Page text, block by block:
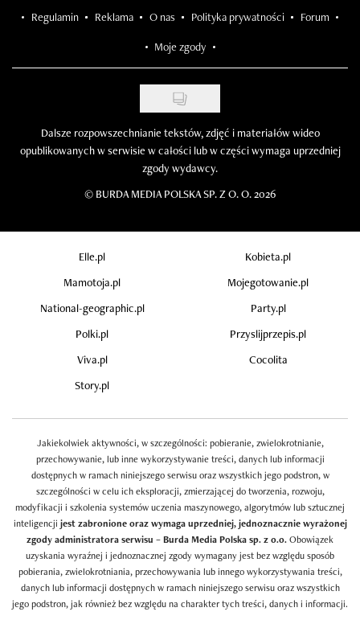
Regulamin Reklama O nas Polityka prywatności Forum
Moje zgody
Dalsze rozpowszechnianie tekstów, zdjęć i materiałów wideo
opublikowanych w serwisie w całości lub w części wymaga uprzedniej
zgody wydawcy.
© BURDA MEDIA POLSKA SP. Z O. O. 2026
Elle.pl
Kobieta.pl
Mamotoja.pl
Mojegotowanie.pl
National-geographic.pl
Party.pl
Polki.pl
Przyslijprzepis.pl
Viva.pl
Cocolita
Story.pl
Jakiekolwiek aktywności, w szczególności: pobieranie, zwielokrotnianie,
przechowywanie, lub inne wykorzystywanie treści, danych lub informacji
dostępnych w ramach niniejszego serwisu oraz wszystkich jego podstron, w
szczególności w celu ich eksploracji, zmierzającej do tworzenia, rozwoju,
modyfikacji i szkolenia systemów uczenia maszynowego, algorytmów lub sztucznej
inteligencji jest zabronione oraz wymaga uprzedniej, jednoznacznie wyrażonej
zgody administratora serwisu – Burda Media Polska sp. z o.o.Obowiązek
uzyskania wyraźnej i jednoznacznej zgody wymagany jest bez względu sposób
pobierania, zwielokrotniania, przechowywania lub innego wykorzystywania treści,
danych lub informacji dostępnych w ramach niniejszego serwisu oraz wszystkich
jego podstron, jak również bez względu na charakter tych treści, danych i informacji.